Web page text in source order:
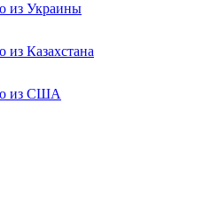
из Украины
из Казахстана
из США